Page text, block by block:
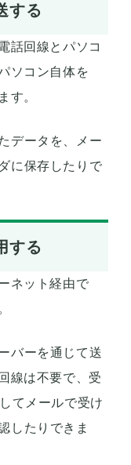
する
話回線とパソコ
ソコン自体を
す。
データを、メー
に保存したりで
する
ネット経由で
バーを通じて送
線は不要で、受
てメールで受け
したりできま